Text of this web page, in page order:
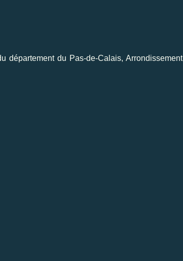
département du Pas-de-Calais, Arrondissement